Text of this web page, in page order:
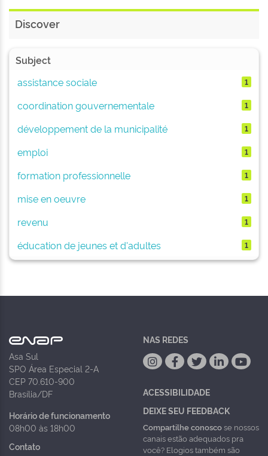
Discover
Subject
assistance sociale
1
coordination gouvernementale 1
développement de la municipalité 1
emploi 1
formation professionnelle 1
mise en oeuvre 1
revenu 1
éducation de jeunes et d'adultes 1
Asa Sul
SPO Área Especial 2-A
CEP 70.610-900
Brasília/DF
Horário de funcionamento
08h00 às 18h00
Contato
NAS REDES
ACESSIBILIDADE
DEIXE SEU FEEDBACK
Compartilhe conoscose nossos
canais estão adequados pra
você? Elogios também são